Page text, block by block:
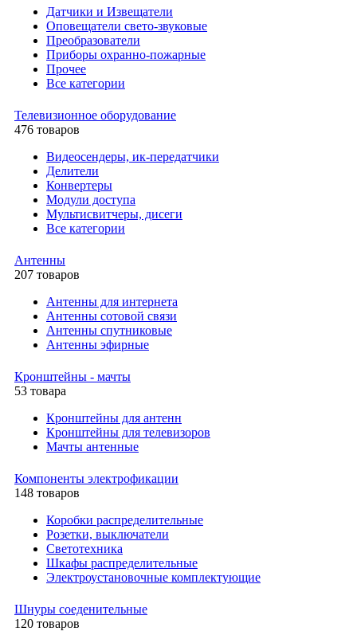
Датчики и Извещатели
Оповещатели свето-звуковые
Преобразователи
Приборы охранно-пожарные
Прочее
Все категории
Телевизионное оборудование
476 товаров
Видеосендеры, ик-передатчики
Делители
Конвертеры
Модули доступа
Мультисвитчеры, дисеги
Все категории
Антенны
207 товаров
Антенны для интернета
Антенны сотовой связи
Антенны спутниковые
Антенны эфирные
Кронштейны - мачты
53 товара
Кронштейны для антенн
Кронштейны для телевизоров
Мачты антенные
Компоненты электрофикации
148 товаров
Коробки распределительные
Розетки, выключатели
Светотехника
Шкафы распределительные
Электроустановочные комплектующие
Шнуры соеденительные
120 товаров